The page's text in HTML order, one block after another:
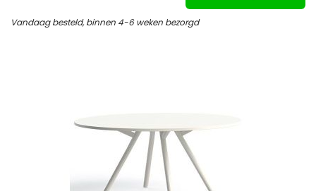
Vandaag besteld, binnen 4-6 weken bezorgd